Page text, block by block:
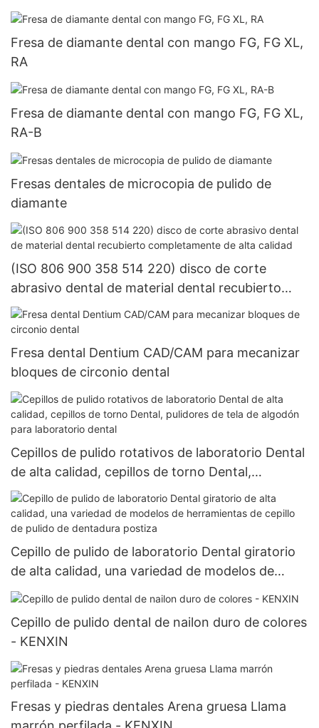
Fresa de diamante dental con mango FG, FG XL,
RA
Fresa de diamante dental con mango FG, FG XL,
RA-B
Fresas dentales de microcopia de pulido de
diamante
(ISO 806 900 358 514 220) disco de corte
abrasivo dental de material dental recubierto
completamente de alta calidad
Fresa dental Dentium CAD/CAM para mecanizar
bloques de circonio dental
Cepillos de pulido rotativos de laboratorio Dental
de alta calidad, cepillos de torno Dental,
pulidores de tela de algodón para laboratorio
dental
Cepillo de pulido de laboratorio Dental giratorio
de alta calidad, una variedad de modelos de
herramientas de cepillo de pulido de dentadura
postiza
Cepillo de pulido dental de nailon duro de colores
- KENXIN
Fresas y piedras dentales Arena gruesa Llama